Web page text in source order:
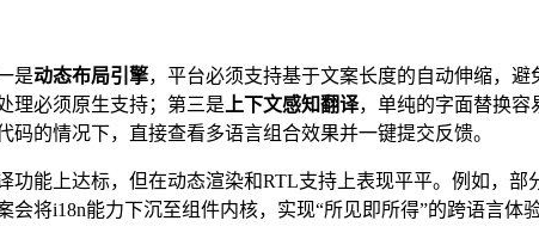
是动态布局引擎，平台必须支持基于文案长度的自动伸缩，避
理必须原生支持；第三是 上下文感知翻译，单纯的字面替换容
码的情况下，直接查看多语言组合效果并一键提交反馈。
能上达标，但在动态渲染和RTL支持上表现平平。例如，
会将i18n能力下沉至组件内核，实现“所见即所得”的跨语言